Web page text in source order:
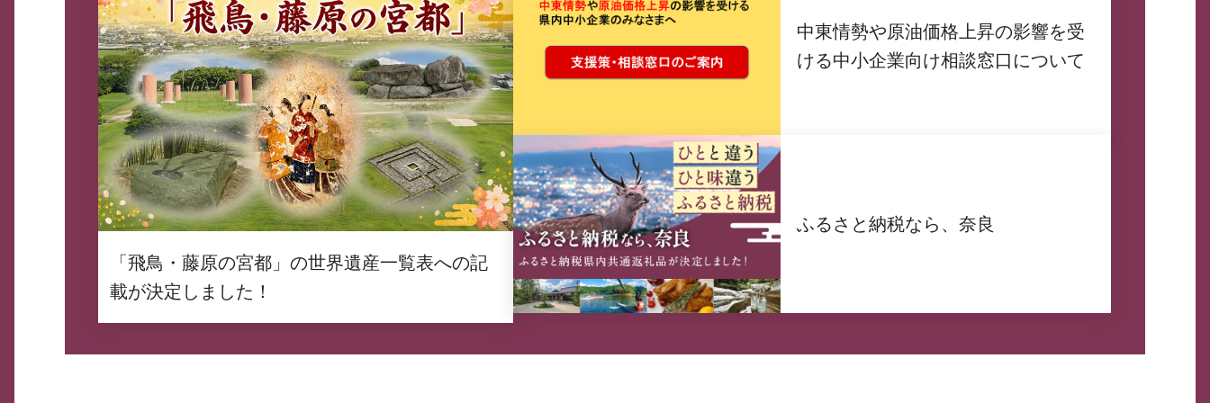
「飛鳥・藤原の宮都」の世界遺産一覧表への記
載が決定しました！
中東情勢や原油価格上昇の影響を受
ける中小企業向け相談窓口について
ふるさと納税なら、奈良